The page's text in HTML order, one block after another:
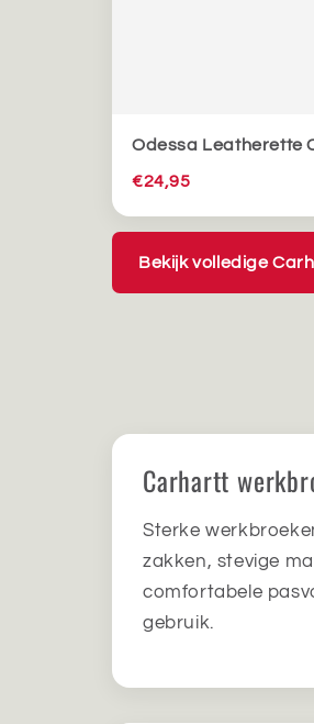
Odessa Leatherette
€24,95
Bekijk volledige
Carhartt
Sterke
zakken, stevige
comfortabele
gebruik.